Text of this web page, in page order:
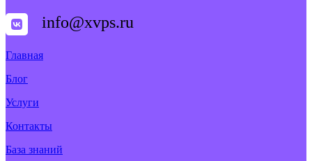
info@xvps.ru
Главная
Блог
Услуги
Контакты
База знаний